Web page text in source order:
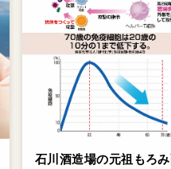
石川酒造場の元祖もろ